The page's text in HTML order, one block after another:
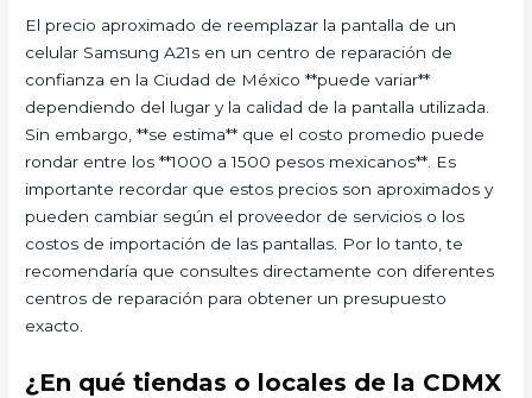
El precio aproximado de reemplazar la pantalla de un
celular Samsung A21s en un centro de reparación de
confianza en la Ciudad de México **puede variar**
dependiendo del lugar y la calidad de la pantalla utilizada.
Sin embargo, **se estima** que el costo promedio puede
rondar entre los **1000 a 1500 pesos mexicanos**. Es
importante recordar que estos precios son aproximados y
pueden cambiar según el proveedor de servicios o los
costos de importación de las pantallas. Por lo tanto, te
recomendaría que consultes directamente con diferentes
centros de reparación para obtener un presupuesto
exacto.
¿En qué tiendas o locales de la CDMX